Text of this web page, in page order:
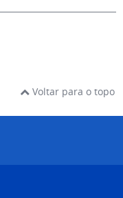
Voltar para o topo